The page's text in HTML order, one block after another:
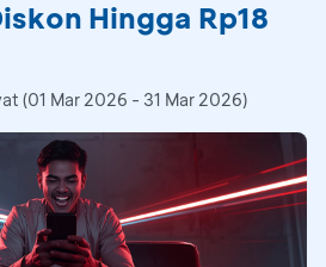
Hingga Rp18
(01 Mar 2026 - 31 Mar 2026)